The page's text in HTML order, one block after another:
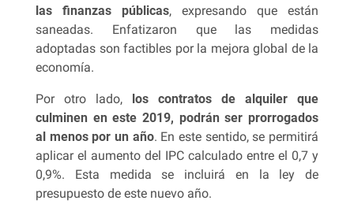
las finanzas públicas, expresando que están
saneadas. Enfatizaron que las medidas
adoptadas son factibles por la mejora global de la
economía.
Por otro lado, los contratos de alquiler que
culminen en este 2019, podrán ser prorrogados
al menos por un año. En este sentido, se permitirá
aplicar el aumento del IPC calculado entre el 0,7 y
0,9%. Esta medida se incluirá en la ley de
presupuesto de este nuevo año.